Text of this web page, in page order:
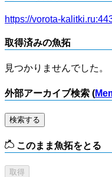
https://vorota-
取得済みの魚拓
見つかりませんでした。
外部アーカイブ検索 (
検索する
このまま魚拓をとる